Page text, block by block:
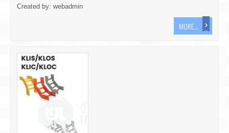
Created by: webadmin
MORE...